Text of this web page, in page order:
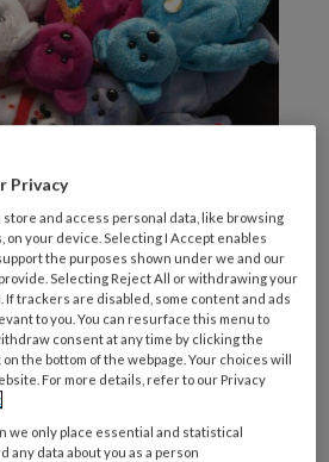
REGISTREREN
Privacy
and access personal data, like browsing
your device. Selecting I Accept enables
the purposes shown under we and our
Selecting Reject All or withdrawing your
If trackers are disabled, some content and ads
to you. You can resurface this menu to
consent at any time by clicking the
the bottom of the webpage. Your choices will
For more details, refer to our Privacy
we only place essential and statistical
any data about you as a person